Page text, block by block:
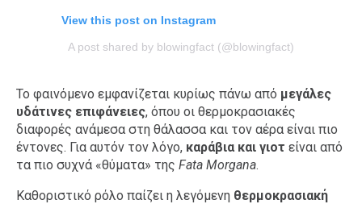
View this post on Instagram
A post shared by blowingfact (@blowingfact)
Το φαινόμενο εμφανίζεται κυρίως πάνω από μεγάλες
υδάτινες επιφάνειες, όπου οι θερμοκρασιακές
διαφορές ανάμεσα στη θάλασσα και τον αέρα είναι πιο
έντονες. Για αυτόν τον λόγο, καράβια και γιοτ είναι από
τα πιο συχνά «θύματα» της Fata Morgana.
Καθοριστικό ρόλο παίζει η λεγόμενη θερμοκρασιακή